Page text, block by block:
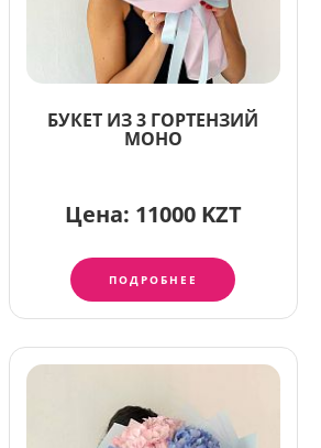
БУКЕТ ИЗ 3 ГОРТЕНЗИЙ
МОНО
Цена: 11000 KZT
ПОДРОБНЕЕ